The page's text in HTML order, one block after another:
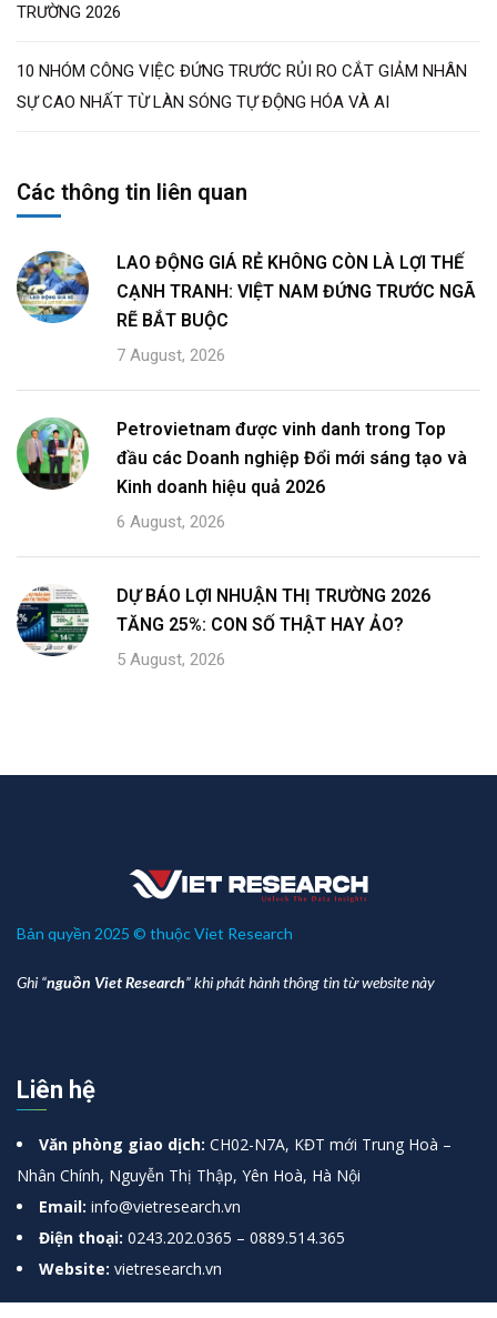
TRƯỜNG 2026
10 NHÓM CÔNG VIỆC ĐỨNG TRƯỚC RỦI RO CẮT GIẢM NHÂN
SỰ CAO NHẤT TỪ LÀN SÓNG TỰ ĐỘNG HÓA VÀ AI
Các thông tin liên quan
LAO ĐỘNG GIÁ RẺ KHÔNG CÒN LÀ LỢI THẾ
CẠNH TRANH: VIỆT NAM ĐỨNG TRƯỚC NGÃ
RẼ BẮT BUỘC
7 August, 2026
Petrovietnam được vinh danh trong Top
đầu các Doanh nghiệp Đổi mới sáng tạo và
Kinh doanh hiệu quả 2026
6 August, 2026
DỰ BÁO LỢI NHUẬN THỊ TRƯỜNG 2026
TĂNG 25%: CON SỐ THẬT HAY ẢO?
5 August, 2026
Bản quyền 2025 © thuộc Viet Research
Ghi “nguồn Viet Research” khi phát hành thông tin từ website này
Liên hệ
Văn phòng giao dịch: CH02-N7A, KĐT mới Trung Hoà –
Nhân Chính, Nguyễn Thị Thập, Yên Hoà, Hà Nội
Email: info@vietresearch.vn
Điện thoại: 0243.202.0365 – 0889.514.365
Website: vietresearch.vn